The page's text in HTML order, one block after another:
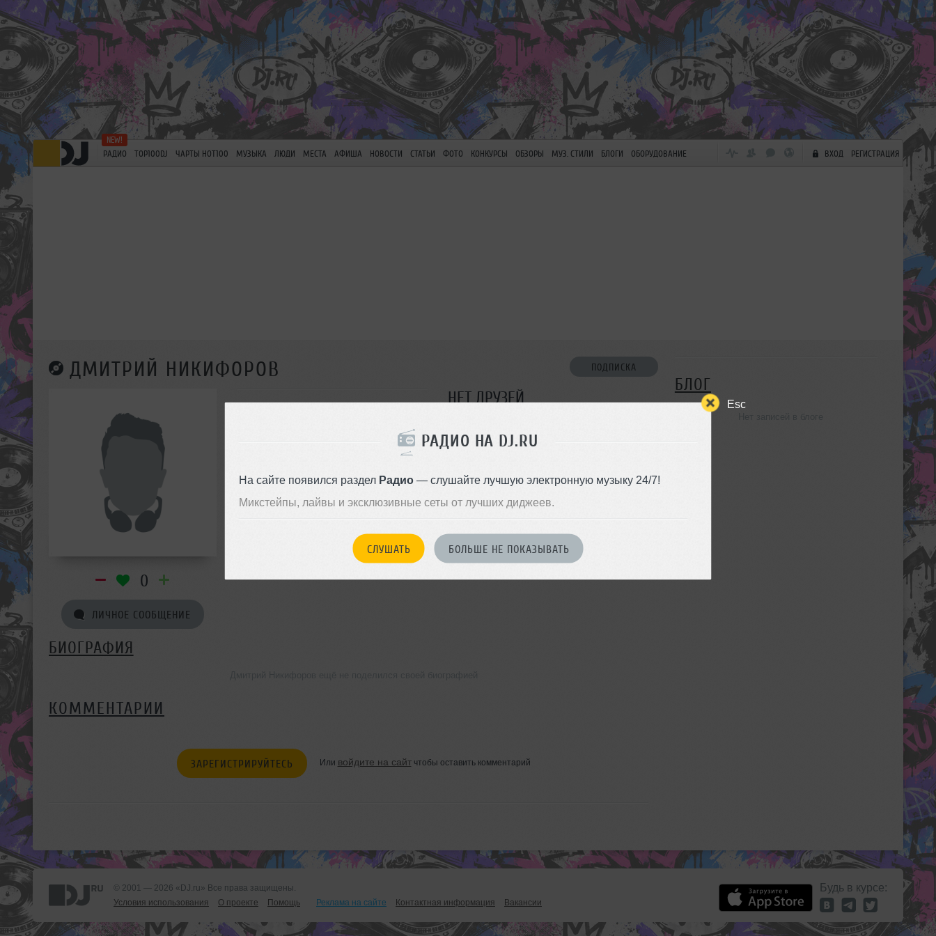
Esc
РАДИО НА DJ.RU
На сайте появился раздел Радио— слушайте лучшую электронную музыку 24/7!
Микстейпы, лайвы и эксклюзивные сеты от лучших диджеев.
СЛУШАТЬ БОЛЬШЕ НЕ ПОКАЗЫВАТЬ
РАДИО TOP100DJ ЧАРТЫ HOT100 МУЗЫКА ЛЮДИ МЕСТА АФИША НОВОСТИ СТАТЬИ ФОТО КОНКУРСЫ ОБЗОРЫ МУЗ. СТИЛИ БЛОГИ ОБОРУДОВАНИЕ ВХОД РЕГИСТРАЦИЯ
ДМИТРИЙ НИКИФОРОВ ПОДПИСКА
0
ЛИЧНОЕ СООБЩЕНИЕ
НЕТ ДРУЗЕЙ
БИОГРАФИЯ
КОММЕНТАРИИ
ЗАРЕГИСТРИРУЙТЕСЬ Или войдите на сайтчтобы оставить комментарий
БЛОГ
© 2001 — 2026 «DJ.ru» Все права защищены.
Условия использования
О проекте Помощь Реклама на сайте Контактная информация Вакансии
Будь в курсе: